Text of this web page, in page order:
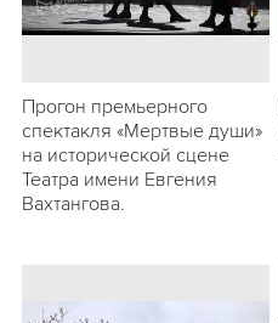
Прогон премьерного
спектакля «Мертвые души»
на исторической сцене
Театра имени Евгения
Вахтангова.